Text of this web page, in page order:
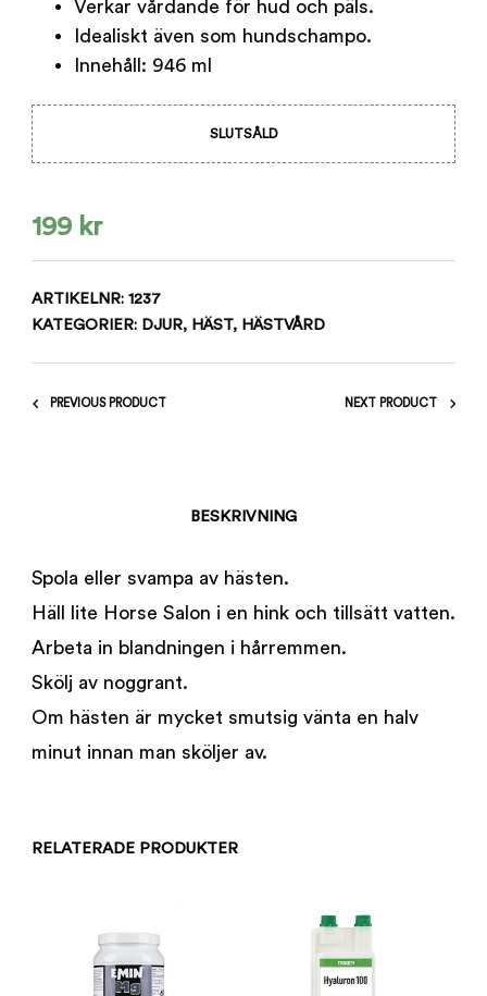
Verkar vårdande för hud och päls.
Idealiskt även som hundschampo.
Innehåll: 946 ml
SLUTSÅLD
199 kr
ARTIKELNR: 1237
KATEGORIER: DJUR, HÄST, HÄSTVÅRD
PREVIOUS PRODUCT NEXT PRODUCT
BESKRIVNING
Spola eller svampa av hästen.
Häll lite Horse Salon i en hink och tillsätt vatten.
Arbeta in blandningen i hårremmen.
Skölj av noggrant.
Om hästen är mycket smutsig vänta en halv
minut innan man sköljer av.
RELATERADE PRODUKTER